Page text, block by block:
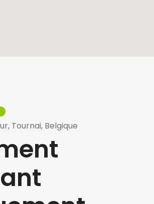
Tournai, Belgique